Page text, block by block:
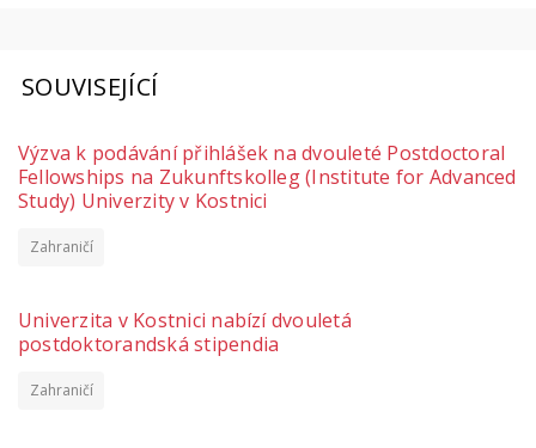
SOUVISEJÍCÍ
Výzva k podávání přihlášek na dvouleté Postdoctoral
Fellowships na Zukunftskolleg (Institute for Advanced
Study) Univerzity v Kostnici
Zahraničí
Univerzita v Kostnici nabízí dvouletá
postdoktorandská stipendia
Zahraničí